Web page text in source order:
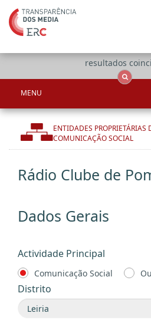
resultados
MENU
ENTIDADES PROPRIETÁRIAS
COMUNICAÇÃO SOCIAL
Rádio Clube de
Dados Gerais
Actividade Principal
Comunicação Social
Distrito